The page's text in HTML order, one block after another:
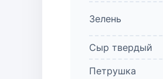
Зелень
Сыр твердый
Петрушка